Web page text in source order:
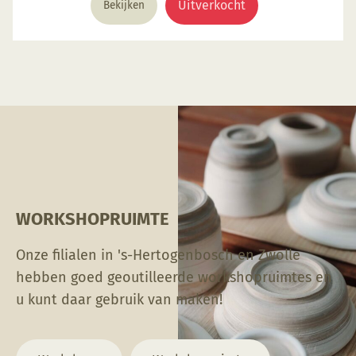
Bekijken Uitverkocht
product
heeft
optie
kan
gekozen
worden
op
productpagina
WORKSHOPRUIMTE
Onze filialen in 's-Hertogenbosch en Zwolle
hebben goed geoutilleerde workshopruimtes en
u kunt daar gebruik van maken!